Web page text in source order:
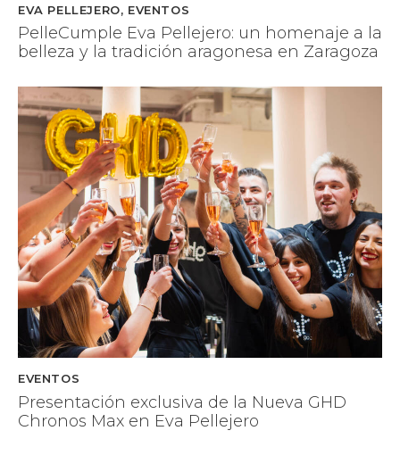
EVA PELLEJERO, EVENTOS
PelleCumple Eva Pellejero: un homenaje a la
belleza y la tradición aragonesa en Zaragoza
EVENTOS
Presentación exclusiva de la Nueva GHD
Chronos Max en Eva Pellejero